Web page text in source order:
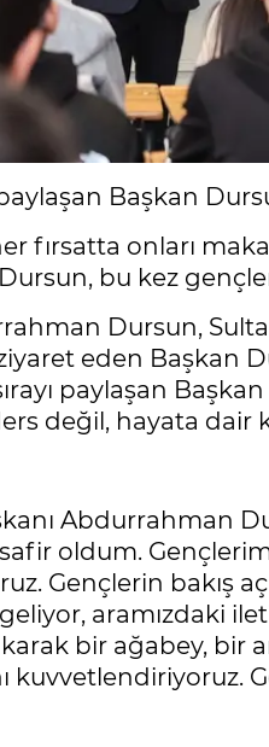
paylaşan Başkan
fırsatta onları
bu kez
Dursun,
ziyaret eden
paylaşan
değil, hayata
Abdurrahman
oldum.
Gençlerin bakış
geliyor, aramızdaki
bir ağabey, bir
kuvvetlendiriyoruz.